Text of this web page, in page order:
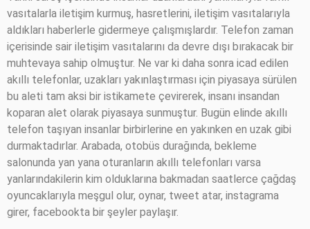
vasıtalarla iletişim kurmuş, hasretlerini, iletişim vasıtalarıyla
aldıkları haberlerle gidermeye çalışmışlardır. Telefon zaman
içerisinde sair iletişim vasıtalarını da devre dışı bırakacak bir
muhtevaya sahip olmuştur. Ne var ki daha sonra icad edilen
akıllı telefonlar, uzakları yakınlaştırması için piyasaya sürülen
bu aleti tam aksi bir istikamete çevirerek, insanı insandan
koparan alet olarak piyasaya sunmuştur. Bugün elinde akıllı
telefon taşıyan insanlar birbirlerine en yakınken en uzak gibi
durmaktadırlar. Arabada, otobüs durağında, bekleme
salonunda yan yana oturanların akıllı telefonları varsa
yanlarındakilerin kim olduklarına bakmadan saatlerce çağdaş
oyuncaklarıyla meşgul olur, oynar, tweet atar, instagrama
girer, facebookta bir şeyler paylaşır.